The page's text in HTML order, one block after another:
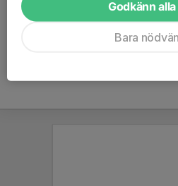
Ålder
Godkänn
Bara